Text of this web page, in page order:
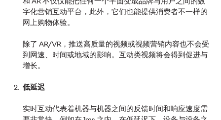
字化营销互动平台，此外，它们也能提供消费者不一样的
网上购物体验。
除了 AR/VR，推送高质量的视频或视频营销内容也不会受
到网速、时间或地域的影响。互动类视频将会得到促进与
增长。
低延迟
实时互动代表着机器与机器之间的反馈时间和响应速度需
密码
奥美中国 13/01/2026
社交科技激发粉丝文化迭代的同时，更催生品牌全球化拓展新
海外年轻世代才能实现长效增长。
More→